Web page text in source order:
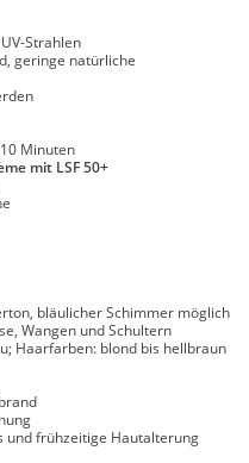
Strahlen
geringe natürliche
Minuten
mit LSF 50+
bläulicher Schimmer möglich
Wangen und Schultern
Haarfarben: blond bis hellbraun
und frühzeitige Hautalterung